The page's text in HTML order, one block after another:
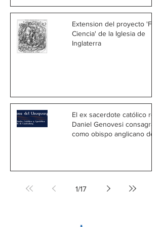
Extension del proyecto 'Fe y
Ciencia' de la Iglesia de
Inglaterra
El ex sacerdote católico
Daniel Genovesi consagrado
como obispo anglicano de
1/17